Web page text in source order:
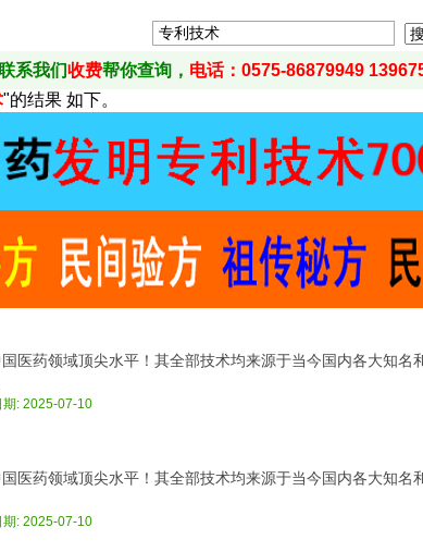
系我们收费帮你查询， 电话：0575-86879949
"的结果 如下。
医药领域顶尖水平！其全部技术均来源于当今国内各大知
期: 2025-07-10
医药领域顶尖水平！其全部技术均来源于当今国内各大知
期: 2025-07-10